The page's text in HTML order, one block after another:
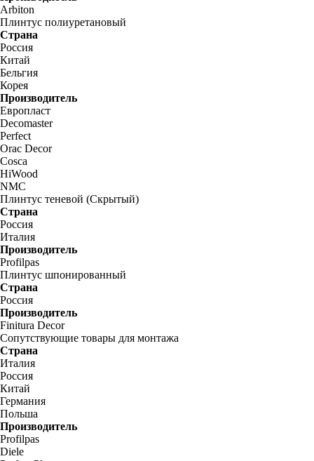
Arbiton
Плинтус полиуретановый
Страна
Россия
Китай
Бельгия
Корея
Производитель
Европласт
Decomaster
Perfect
Orac Decor
Cosca
HiWood
NMC
Плинтус теневой (Скрытый)
Страна
Россия
Италия
Производитель
Profilpas
Плинтус шпонированный
Страна
Россия
Производитель
Finitura Decor
Сопутствующие товары для монтажа
Страна
Италия
Россия
Китай
Германия
Польша
Производитель
Profilpas
Diele